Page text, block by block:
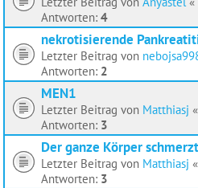
Antworten: 4
nekrotisierende
Letzter Beitrag von
Antworten: 2
MEN1
Letzter Beitrag von Matthiasj «
Antworten: 3
Der ganze Körper
Letzter Beitrag von Matthiasj «
Antworten: 3